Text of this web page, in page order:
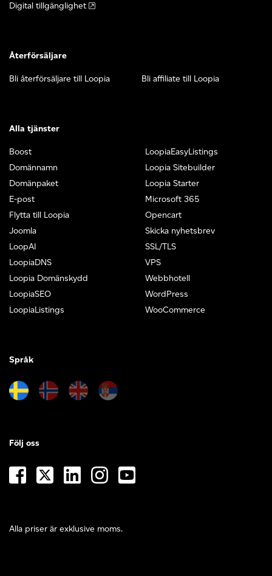
Digital tillgänglighet
Återförsäljare
Bli återförsäljare till Loopia Bli affiliate till Loopia
Alla tjänster
Boost
Domännamn
Domänpaket
E-post
Flytta till Loopia
Joomla
LoopAI
LoopiaDNS
Loopia Domänskydd
LoopiaSEO
LoopiaListings
LoopiaEasyListings
Loopia Sitebuilder
Loopia Starter
Microsoft 365
Opencart
Skicka nyhetsbrev
SSL/TLS
VPS
Webbhotell
WordPress
WooCommerce
Språk
Alla priser är exklusive moms.
Följ oss